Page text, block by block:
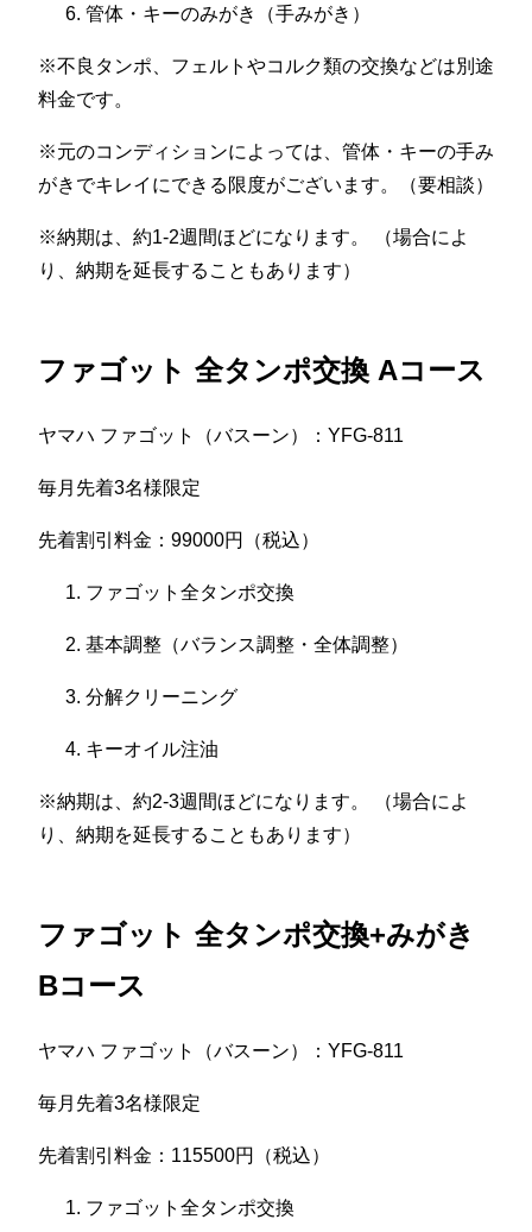
管体・キーのみがき（手みがき）
※不良タンポ、フェルトやコルク類の交換などは別途
料金です。
※元のコンディションによっては、管体・キーの手み
がきでキレイにできる限度がございます。（要相談）
※納期は、約1-2週間ほどになります。 （場合によ
り、納期を延長することもあります）
ファゴット 全タンポ交換 Aコース
ヤマハ ファゴット（バスーン）：YFG-811
毎月先着3名様限定
先着割引料金：99000円（税込）
ファゴット全タンポ交換
基本調整（バランス調整・全体調整）
分解クリーニング
キーオイル注油
※納期は、約2-3週間ほどになります。 （場合によ
り、納期を延長することもあります）
ファゴット 全タンポ交換+みがき
Bコース
ヤマハ ファゴット（バスーン）：YFG-811
毎月先着3名様限定
先着割引料金：115500円（税込）
ファゴット全タンポ交換